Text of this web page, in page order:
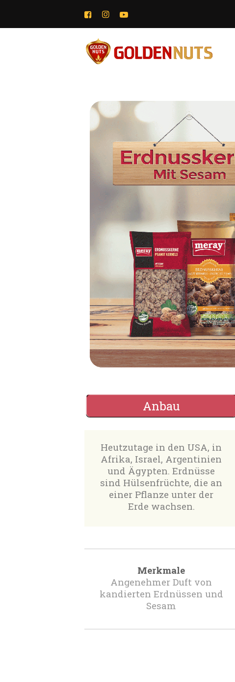
Anbau
Heutzutage in den USA, in
Afrika, Israel, Argentinien
und Ägypten. Erdnüsse
sind Hülsenfrüchte, die an
einer Pflanze unter der
Erde wachsen.
Merkmale
Angenehmer Duft von
kandierten Erdnüssen und
Sesam